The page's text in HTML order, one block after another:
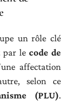
un rôle clé
par lecode de
affectation
selon ce
(PLU).